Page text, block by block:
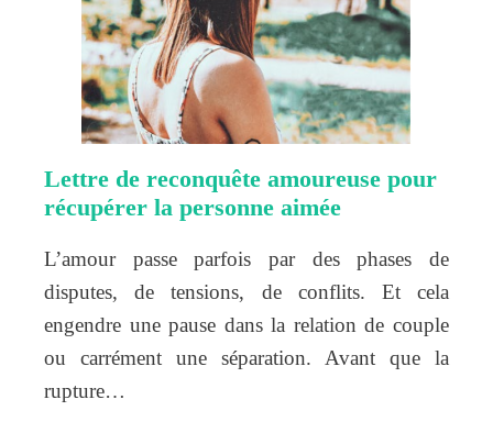
Lettre de reconquête amoureuse pour
récupérer la personne aimée
L’amour passe parfois par des phases de
disputes, de tensions, de conflits. Et cela
engendre une pause dans la relation de couple
ou carrément une séparation. Avant que la
rupture…